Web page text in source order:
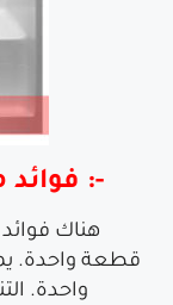
فوائد مجموعات كبينة قطعة واحدة :-
هناك
قطعة واحدة.
واحدة.